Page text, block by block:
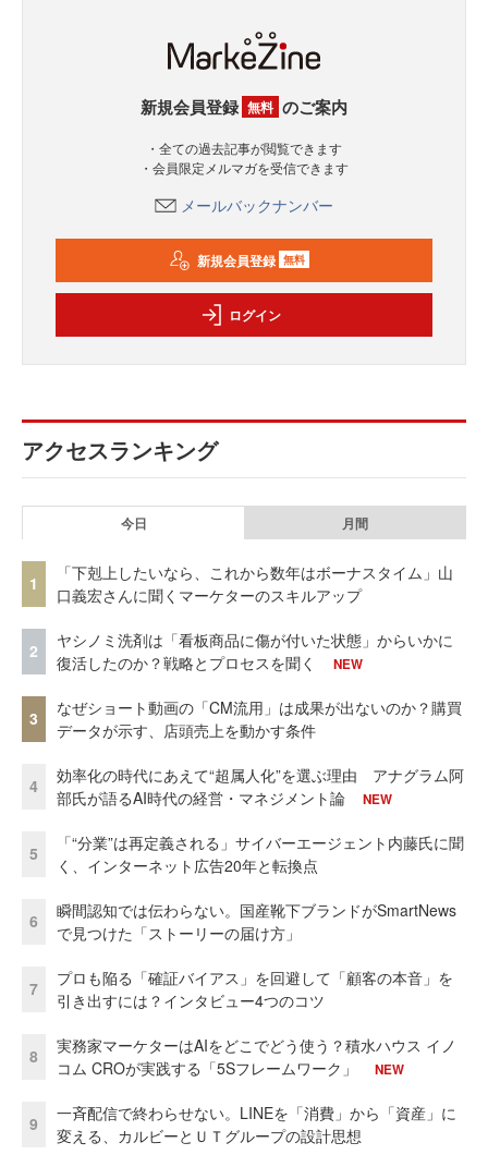
新規会員登録 無料 のご案内
・全ての過去記事が閲覧できます
・会員限定メルマガを受信できます
メールバックナンバー
新規会員登録 無料
ログイン
アクセスランキング
今日 月間
1
「下剋上したいなら、これから数年はボーナスタイム」山
口義宏さんに聞くマーケターのスキルアップ
2
ヤシノミ洗剤は「看板商品に傷が付いた状態」からいかに
復活したのか？戦略とプロセスを聞く
NEW
3
なぜショート動画の「CM流用」は成果が出ないのか？購買
データが示す、店頭売上を動かす条件
4
効率化の時代にあえて“超属人化”を選ぶ理由 アナグラム阿
部氏が語るAI時代の経営・マネジメント論
NEW
5
「“分業”は再定義される」サイバーエージェント内藤氏に聞
く、インターネット広告20年と転換点
6
瞬間認知では伝わらない。国産靴下ブランドがSmartNews
で見つけた「ストーリーの届け方」
7
プロも陥る「確証バイアス」を回避して「顧客の本音」を
引き出すには？インタビュー4つのコツ
8
実務家マーケターはAIをどこでどう使う？積水ハウス イノ
コム CROが実践する「5Sフレームワーク」
NEW
9
一斉配信で終わらせない。LINEを「消費」から「資産」に
変える、カルビーとＵＴグループの設計思想